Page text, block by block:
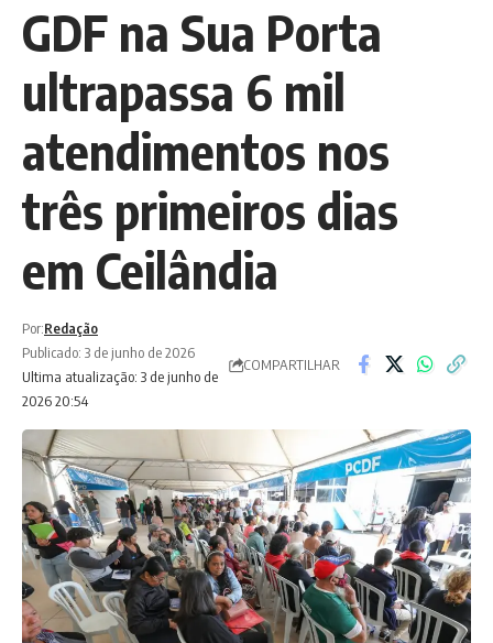
GDF na Sua Porta
ultrapassa 6 mil
atendimentos nos
três primeiros dias
em Ceilândia
Ultima atualização: 3 de junho de
2026 20:54
Por:Redação
Publicado: 3 de junho de 2026
COMPARTILHAR